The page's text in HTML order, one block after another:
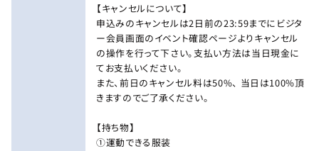
【キャンセルについて】
申込みのキャンセルは2日前の23:59までにビジタ
ー会員画面のイベント確認ページよりキャンセル
の操作を行って下さい。支払い方法は当日現金に
てお支払いください。
また、前日のキャンセル料は50%、 当日は100%頂
きますのでご了承ください。
【持ち物】
①運動できる服装